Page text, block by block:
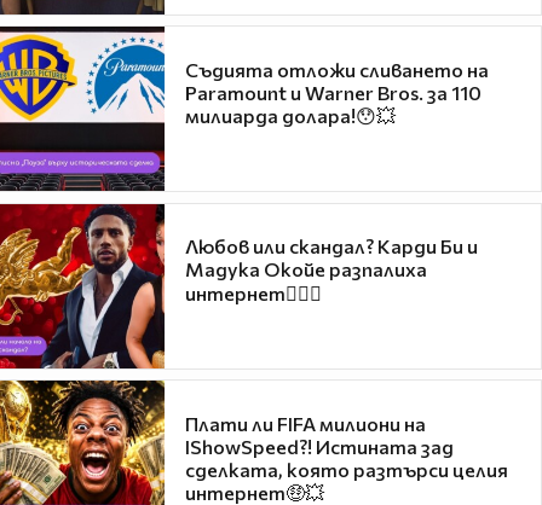
Съдията отложи сливането на
Paramount и Warner Bros. за 110
милиарда долара!😯💥
Любов или скандал? Карди Би и
Мадука Окойе разпалиха
интернет❤️‍🔥🔥
Плати ли FIFA милиони на
IShowSpeed?! Истината зад
сделката, която разтърси целия
интернет🤑💥